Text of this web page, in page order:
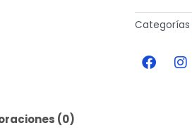
Categorías
F
a
I
n
(0)